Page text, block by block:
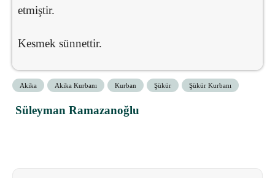
etmiştir.
Kesmek sünnettir.
Akika Akika Kurbanı Kurban Şükür Şükür Kurbanı
Süleyman Ramazanoğlu